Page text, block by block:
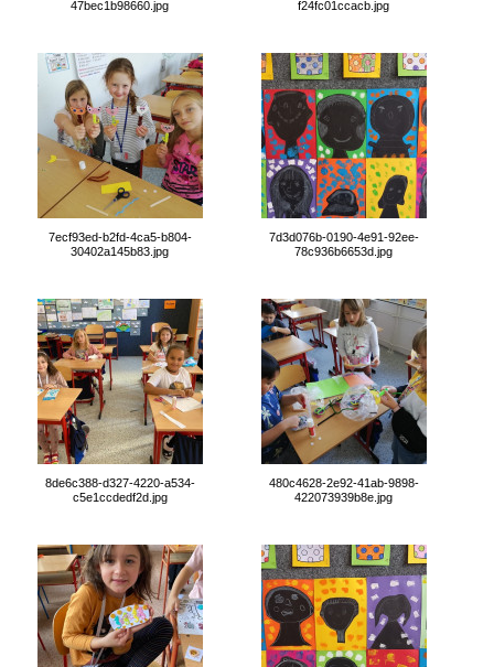
47bec1b98660.jpg f24fc01ccacb.jpg
7ecf93ed-b2fd-4ca5-b804-
30402a145b83.jpg
7d3d076b-0190-4e91-92ee-
78c936b6653d.jpg
8de6c388-d327-4220-a534-
c5e1ccdedf2d.jpg
480c4628-2e92-41ab-9898-
422073939b8e.jpg